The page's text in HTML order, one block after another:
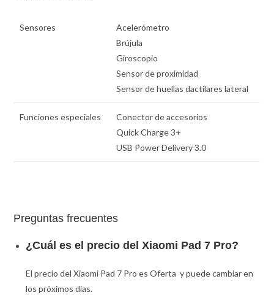
Sensores
Acelerómetro
Brújula
Giroscopio
Sensor de proximidad
Sensor de huellas dactilares lateral
Funciones especiales
Conector de accesorios
Quick Charge 3+
USB Power Delivery 3.0
Preguntas frecuentes
¿Cuál es el precio del Xiaomi Pad 7 Pro?
El precio del Xiaomi Pad 7 Pro es Oferta y puede cambiar en
los próximos días.